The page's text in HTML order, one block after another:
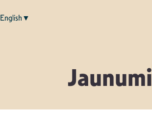
English▼
Jaunumi